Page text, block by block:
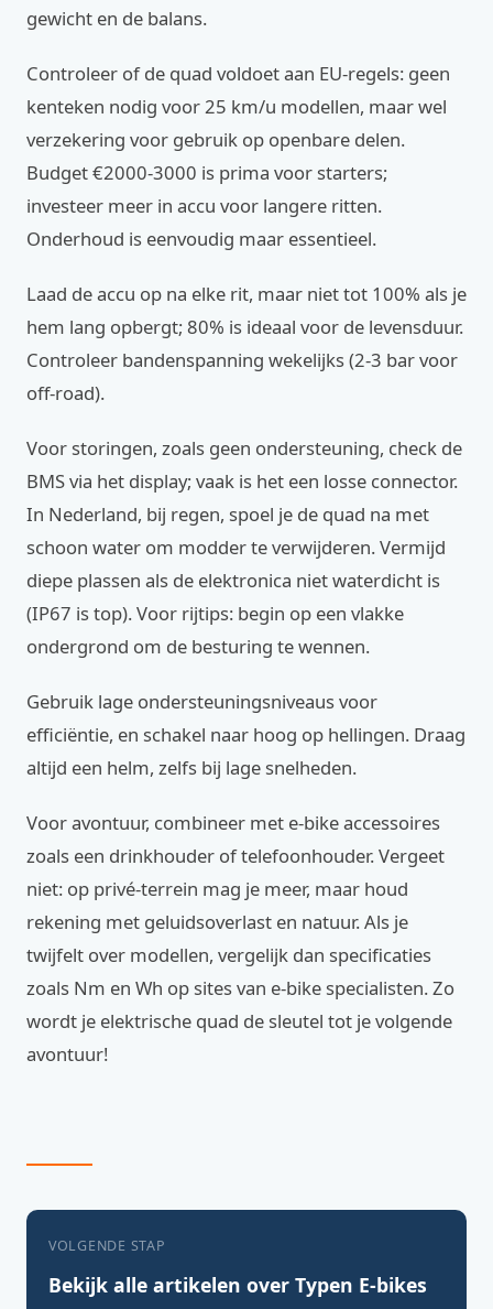
gewicht en de balans.
Controleer of de quad voldoet aan EU-regels: geen
kenteken nodig voor 25 km/u modellen, maar wel
verzekering voor gebruik op openbare delen.
Budget €2000-3000 is prima voor starters;
investeer meer in accu voor langere ritten.
Onderhoud is eenvoudig maar essentieel.
Laad de accu op na elke rit, maar niet tot 100% als je
hem lang opbergt; 80% is ideaal voor de levensduur.
Controleer bandenspanning wekelijks (2-3 bar voor
off-road).
Voor storingen, zoals geen ondersteuning, check de
BMS via het display; vaak is het een losse connector.
In Nederland, bij regen, spoel je de quad na met
schoon water om modder te verwijderen. Vermijd
diepe plassen als de elektronica niet waterdicht is
(IP67 is top). Voor rijtips: begin op een vlakke
ondergrond om de besturing te wennen.
Gebruik lage ondersteuningsniveaus voor
efficiëntie, en schakel naar hoog op hellingen. Draag
altijd een helm, zelfs bij lage snelheden.
Voor avontuur, combineer met e-bike accessoires
zoals een drinkhouder of telefoonhouder. Vergeet
niet: op privé-terrein mag je meer, maar houd
rekening met geluidsoverlast en natuur. Als je
twijfelt over modellen, vergelijk dan specificaties
zoals Nm en Wh op sites van e-bike specialisten. Zo
wordt je elektrische quad de sleutel tot je volgende
avontuur!
VOLGENDE STAP
Bekijk alle artikelen over Typen E-bikes